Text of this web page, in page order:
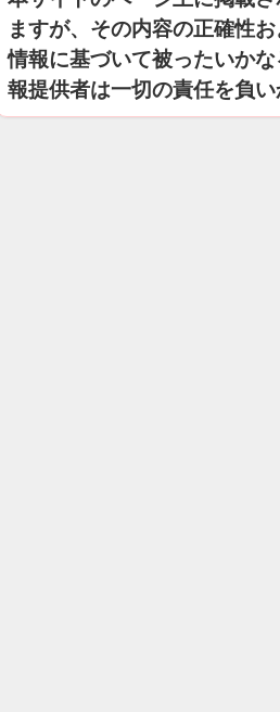
ますが、その内容の正確性
情報に基づいて被ったいか
報提供者は一切の責任を負い